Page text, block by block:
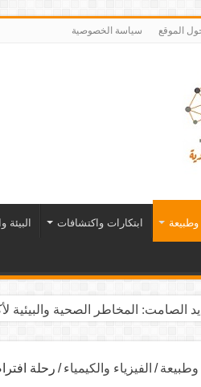
الموقع سياسة الخصوصية
ابتكارات واكتشافات البيئة
الصامت: المخاطر الصحية والبيئية
/ الفيزياء والكيمياء / رحلة